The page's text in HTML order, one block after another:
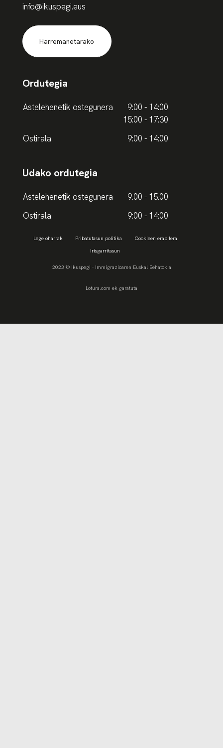
info@ikuspegi.eus
Harremanetarako
Ordutegia
Astelehenetik ostegunera
9:00 - 14:00
15:00 - 17:30
Ostirala
9:00 - 14:00
Udako ordutegia
Astelehenetik ostegunera
9.00 - 15.00
Ostirala
9:00 - 14:00
Lege oharrak Pribatutasun politika
Cookieen erabilera
Irisgarritasun
2023 © Ikuspegi - Immigrazioaren Euskal Behatokia
Lotura.com-ek garatuta